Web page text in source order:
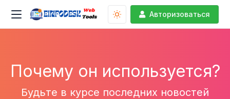
Авторизоваться
Почему он используется?
Будьте в курсе последних новостей